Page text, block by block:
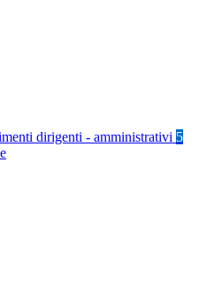
dirigenti - amministrativi 5